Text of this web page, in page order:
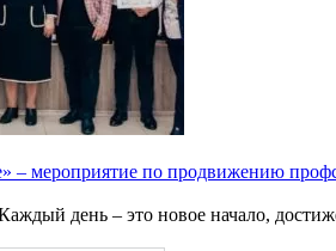
мероприятие по продвижению
день – это новое начало,